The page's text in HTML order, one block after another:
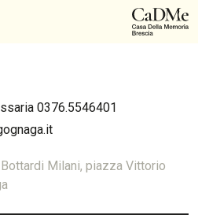
0376.5546401
Milani, piazza Vittorio